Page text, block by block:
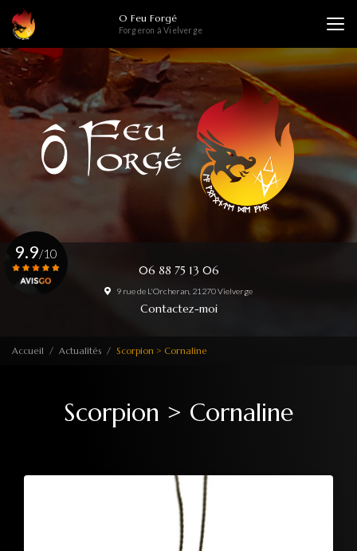
contenu
principal
O Feu Forgé
Forgeron à Vielverge
06 88 75 13 06
9 rue de L'Orcheran, 21270 Vielverge
Contactez-moi
9.9/10
Accueil Actualités Scorpion > Cornaline
Scorpion > Cornaline